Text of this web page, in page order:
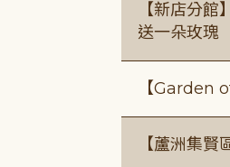
【新店分
送一朵玫瑰
【Garden
【蘆洲集